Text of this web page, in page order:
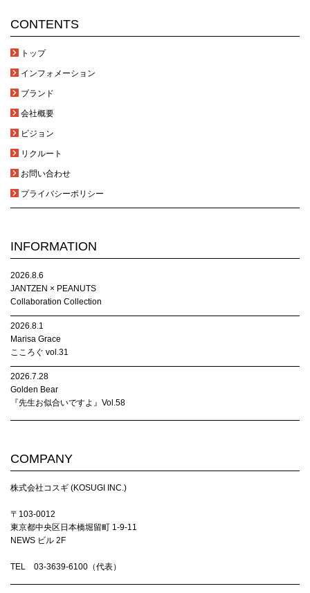
CONTENTS
トップ
インフォメーション
ブランド
会社概要
ビジョン
リクルート
お問い合わせ
プライバシーポリシー
INFORMATION
2026.8.6
JANTZEN × PEANUTS
Collaboration Collection
2026.8.1
Marisa Grace
こころぐ vol.31
2026.7.28
Golden Bear
『先生お似合いですよ』Vol.58
COMPANY
株式会社コスギ (KOSUGI INC.)
〒103-0012
東京都中央区日本橋堀留町 1-9-11
NEWS ビル 2F
TEL 03-3639-6100（代表）